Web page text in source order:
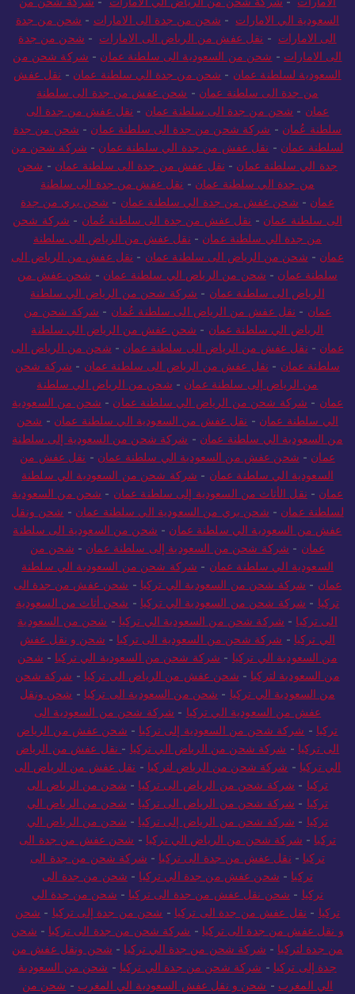
السعودية الي الامارات - شحن من جدة الى الامارات - شحن من جدة
الى الامارات - نقل عفش من الرياض الى الامارات - شحن من جدة
الى الامارات - شحن من السعودية الى سلطنة عمان - شركة شحن من
السعودية لسلطنة عمان - شحن من جدة الي سلطنة عمان - نقل عفش
من جدة الى سلطنة عمان - شحن عفش من جدة الى سلطنة
عمان - شحن من جدة الى سلطنة عمان - نقل عفش من جدة الى
سلطنة عُمان - شركة شحن من جدة الى سلطنة عمان - شحن من جدة
لسلطنة عمان - نقل عفش من جدة الي سلطنة عمان - شركة شحن من
جدة الي سلطنة عمان - نقل عفش من جدة الى سلطنة عمان - شحن
من جدة الي سلطنة عمان - نقل عفش من جدة الى سلطنة
عمان - شحن عفش من جدة الي سلطنة عمان - شحن بري من جدة
الى سلطنة عمان - نقل عفش من جدة الى سلطنة عُمان - شركة شحن
من جدة الي سلطنة عمان - نقل عفش من الرياض الى سلطنة
عمان - شحن من الرياض الى سلطنة عمان - نقل عفش من الرياض الى
سلطنة عمان - شحن من الرياض الي سلطنة عمان - شحن عفش من
الرياض الى سلطنة عمان - شركة شحن من الرياض الي سلطنة
عمان - نقل عفش من الرياض الى سلطنة عُمان - شركة شحن من
الرياض الي سلطنة عمان - شحن عفش من الرياض الي سلطنة
عمان - نقل عفش من الرياض الى سلطنة عمان - شحن من الرياض الى
سلطنة عمان - نقل عفش من الرياض الى سلطنة عمان - شركة شحن
من الرياض إلى سلطنة عمان - شحن من الرياض الي سلطنة
عمان - شركة شحن من الرياض الي سلطنة عمان - شحن من السعودية
الي سلطنة عمان - نقل عفش من السعودية الي سلطنة عمان - شحن
من السعودية الي سلطنة عمان - شركة شحن من السعودية إلى سلطنة
عمان - شحن عفش من السعودية الي سلطنة عمان - نقل عفش من
السعودية الي سلطنة عمان - شركة شحن من السعودية الي سلطنة
عمان - نقل الأثاث من السعودية إلى سلطنة عمان - شحن من السعودية
لسلطنة عمان - شحن بري من السعودية الي سلطنة عمان - شحن ونقل
عفش من السعودية الي سلطنة عمان - شحن من السعودية الى سلطنة
عمان - شركة شحن من السعودية إلى سلطنة عمان - شحن من
السعودية الي سلطنة عمان - شركة شحن من السعودية الي سلطنة
عمان - شركة شحن من السعودية الي تركيا - شحن عفش من جدة الى
تركيا - شركة شحن من السعودية الي تركيا - شحن أثاث من السعودية
الى تركيا - شركة شحن من السعودية الي تركيا - شحن من السعودية
الي تركيا - شركة شحن من السعودية الى تركيا - شحن و نقل عفش
من السعودية الي تركيا - شركة شحن من السعودية الي تركيا - شحن
من السعودية لتركيا - شحن عفش من الرياض الى تركيا - شركة شحن
من السعودية الي تركيا - شحن من السعودية الى تركيا - شحن ونقل
عفش من السعودية الي تركيا - شركة شحن من السعودية الى
تركيا - شركة شحن من السعودية إلى تركيا - شحن عفش من الرياض
الى تركيا - شركة شحن من الرياض الي تركيا - نقل عفش من الرياض
الي تركيا - شركة شحن من الرياض لتركيا - نقل عفش من الرياض الى
تركيا - شركة شحن من الرياض الى تركيا - شحن من الرياض الى
تركيا - شركة شحن من الرياض الى تركيا - شحن من الرياض الي
تركيا - شركة شحن من الرياض إلى تركيا - شحن من الرياض الي
تركيا - شركة شحن من الرياض الي تركيا - شحن عفش من جدة الى
تركيا - نقل عفش من جدة الى تركيا - شركة شحن من جدة الى
تركيا - شحن عفش من جدة الي تركيا - شحن من جدة الى
تركيا - شحن نقل عفش من جدة الى تركيا - شحن من جدة الي
تركيا - نقل عفش من جدة الى تركيا - شحن من جدة إلى تركيا - شحن
و نقل عفش من جدة الى تركيا - شركة شحن من جدة الى تركيا - شحن
من جدة لتركيا - شركة شحن من جدة الي تركيا - شحن ونقل عفش من
جدة إلى تركيا - شركة شحن من جدة الي تركيا - شحن من السعودية
الي المغرب - شحن و نقل عفش السعودية الي المغرب - شحن من